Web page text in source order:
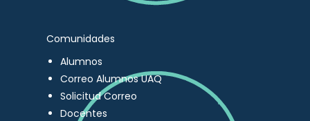
Comunidades
Alumnos
Correo Alumnos UAQ
Solicitud Correo
Docentes